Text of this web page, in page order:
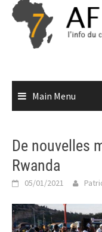
Skip
content
Main Menu
De nouvelles
Rwanda
05/01/2021